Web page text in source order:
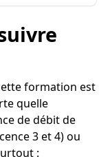
formation est
quelle
de débit de
3 et 4) ou
: